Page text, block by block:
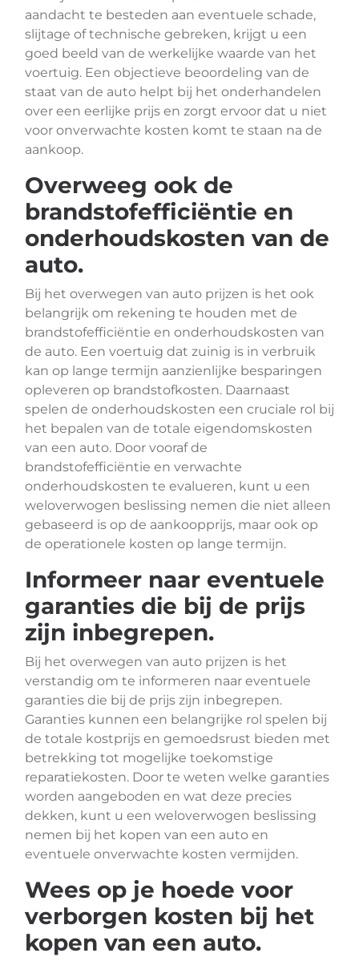
aandacht te besteden aan eventuele schade,
slijtage of technische gebreken, krijgt u een
goed beeld van de werkelijke waarde van het
voertuig. Een objectieve beoordeling van de
staat van de auto helpt bij het onderhandelen
over een eerlijke prijs en zorgt ervoor dat u niet
voor onverwachte kosten komt te staan na de
aankoop.
Overweeg ook de
brandstofefficiëntie en
onderhoudskosten van de
auto.
Bij het overwegen van auto prijzen is het ook
belangrijk om rekening te houden met de
brandstofefficiëntie en onderhoudskosten van
de auto. Een voertuig dat zuinig is in verbruik
kan op lange termijn aanzienlijke besparingen
opleveren op brandstofkosten. Daarnaast
spelen de onderhoudskosten een cruciale rol bij
het bepalen van de totale eigendomskosten
van een auto. Door vooraf de
brandstofefficiëntie en verwachte
onderhoudskosten te evalueren, kunt u een
weloverwogen beslissing nemen die niet alleen
gebaseerd is op de aankoopprijs, maar ook op
de operationele kosten op lange termijn.
Informeer naar eventuele
garanties die bij de prijs
zijn inbegrepen.
Bij het overwegen van auto prijzen is het
verstandig om te informeren naar eventuele
garanties die bij de prijs zijn inbegrepen.
Garanties kunnen een belangrijke rol spelen bij
de totale kostprijs en gemoedsrust bieden met
betrekking tot mogelijke toekomstige
reparatiekosten. Door te weten welke garanties
worden aangeboden en wat deze precies
dekken, kunt u een weloverwogen beslissing
nemen bij het kopen van een auto en
eventuele onverwachte kosten vermijden.
Wees op je hoede voor
verborgen kosten bij het
kopen van een auto.